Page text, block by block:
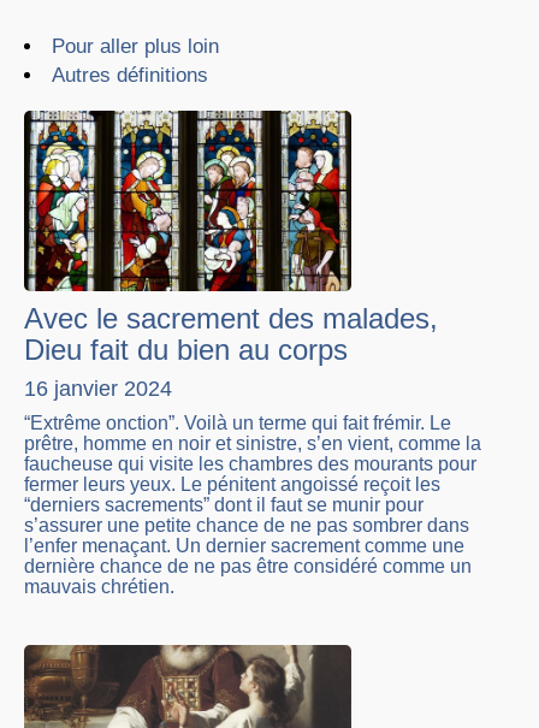
Pour aller plus loin
Autres définitions
Avec le sacrement des malades,
Dieu fait du bien au corps
16 janvier 2024
“Extrême onction”. Voilà un terme qui fait frémir. Le
prêtre, homme en noir et sinistre, s’en vient, comme la
faucheuse qui visite les chambres des mourants pour
fermer leurs yeux. Le pénitent angoissé reçoit les
“derniers sacrements” dont il faut se munir pour
s’assurer une petite chance de ne pas sombrer dans
l’enfer menaçant. Un dernier sacrement comme une
dernière chance de ne pas être considéré comme un
mauvais chrétien.